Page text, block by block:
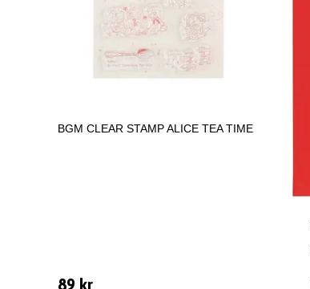
BGM CLEAR STAMP ALICE TEA TIME
89 kr